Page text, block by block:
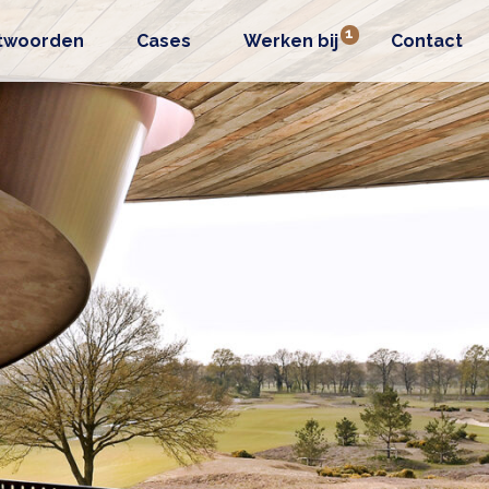
Cases Werken bij Contact